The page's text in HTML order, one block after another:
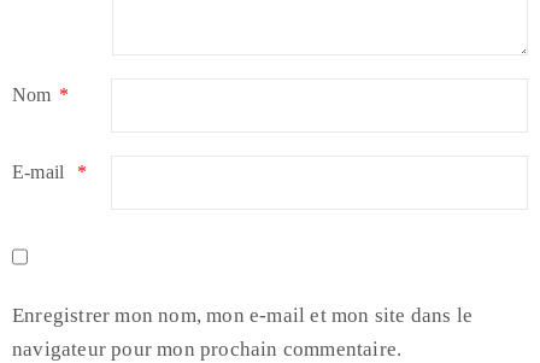
Nom *
E-mail *
Enregistrer mon nom, mon e-mail et mon site dans le
navigateur pour mon prochain commentaire.